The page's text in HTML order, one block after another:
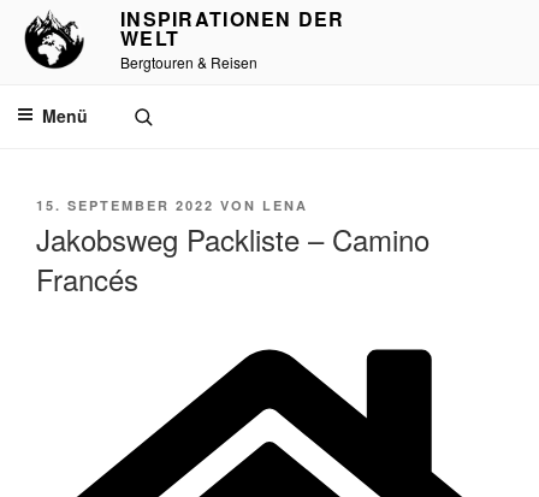
Zum
Inhalt
springen
INSPIRATIONEN DER
WELT
Bergtouren & Reisen
Menü
VERÖFFENTLICHT
AM
15. SEPTEMBER 2022 VON LENA
Jakobsweg Packliste – Camino
Francés